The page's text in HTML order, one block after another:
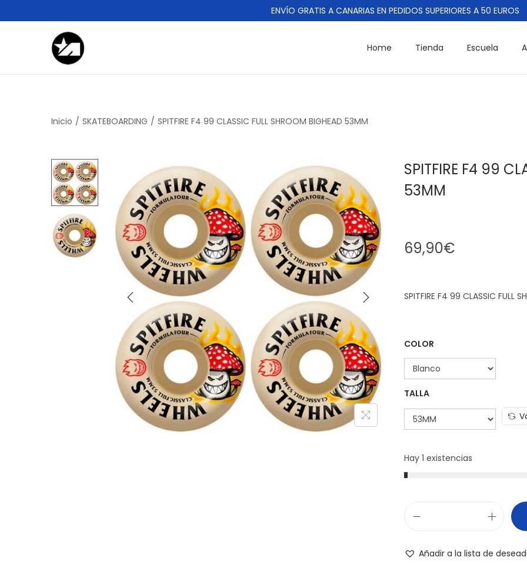
ENVÍO GRATIS A CANARIAS EN PEDIDOS SUPERIORES A 50 EUROS
Home Tienda Escuela
Inicio / SKATEBOARDING / SPITFIRE F4 99 CLASSIC FULL SHROOM BIGHEAD 53MM
SPITFIRE F4 99
53MM
69,90€
SPITFIRE F4 99 CLASSIC FULL
COLOR
TALLA
Hay 1 existencias
Añadir a la lista de